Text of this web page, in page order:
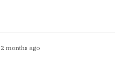
months ago